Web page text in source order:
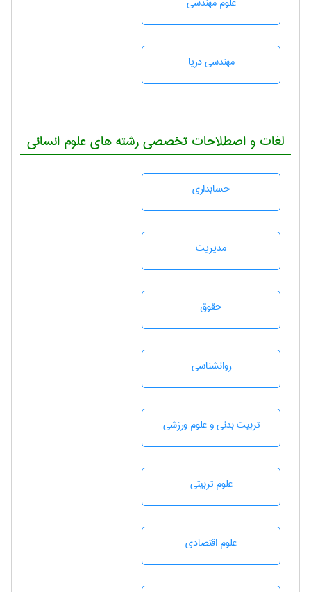
مهندسی دریا
لغات و اصطلاحات تخصصی رشته های علوم انسانی
حسابداری
مديريت
حقوق
روانشناسی
تربيت بدنی و علوم ورزشی
علوم تربيتی
علوم اقتصادی